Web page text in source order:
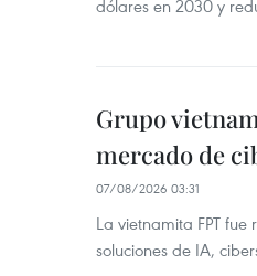
dólares en 2030 y
Grupo
mercado de
07/08/2026 03:31
La vietnamita FPT
soluciones de IA,